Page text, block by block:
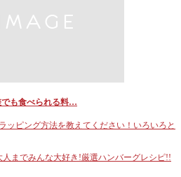
でも食べられる料…
ッピング方法を教えてください！いろいろと
までみんな大好き!厳選ハンバーグレシピ!!